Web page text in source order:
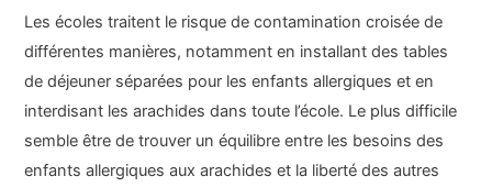
Les écoles traitent le risque de contamination croisée de
différentes manières, notamment en installant des tables
de déjeuner séparées pour les enfants allergiques et en
interdisant les arachides dans toute l’école. Le plus difficile
semble être de trouver un équilibre entre les besoins des
enfants allergiques aux arachides et la liberté des autres